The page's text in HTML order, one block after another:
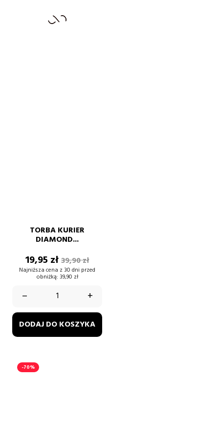
TORBA KURIER
DIAMOND...
Cena
19,95 złCena
podstawowa
39,90 zł
Najniższa cena z 30 dni przed
obniżką: 39,90 zł
– +
DODAJ DO KOSZYKA
-70%